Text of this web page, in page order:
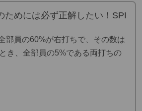
ためには必ず正解したい！SPI
部員の60%が右打ちで、その数は
き、全部員の5%である両打ちの